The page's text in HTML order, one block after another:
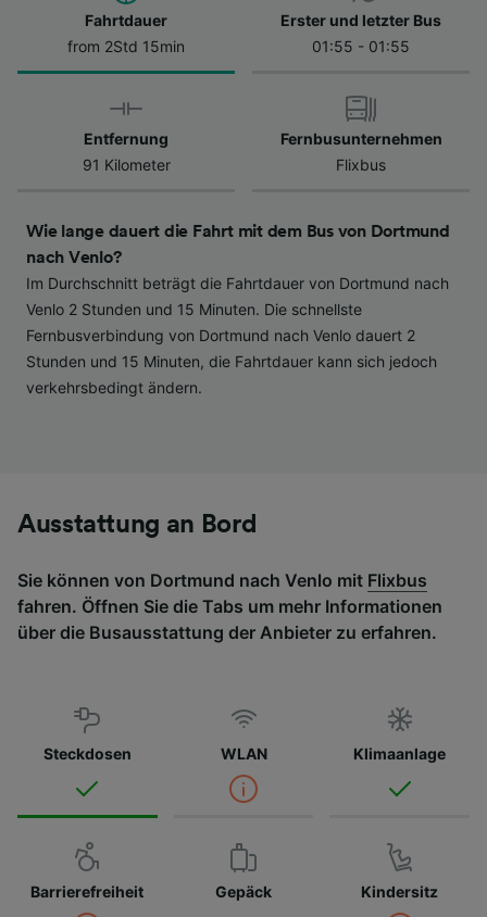
Fahrtdauer
from 2Std 15min
Erster und letzter Bus
01:55 - 01:55
Entfernung
91 Kilometer
Fernbusunternehmen
Flixbus
Wie lange dauert die Fahrt mit dem Bus von Dortmund
nach Venlo?
Im Durchschnitt beträgt die Fahrtdauer von Dortmund nach
Venlo 2 Stunden und 15 Minuten. Die schnellste
Fernbusverbindung von Dortmund nach Venlo dauert 2
Stunden und 15 Minuten, die Fahrtdauer kann sich jedoch
verkehrsbedingt ändern.
Ausstattung an Bord
Sie können von Dortmund nach Venlo mit Flixbus
fahren. Öffnen Sie die Tabs um mehr Informationen
über die Busausstattung der Anbieter zu erfahren.
Steckdosen WLAN Klimaanlage
Barrierefreiheit Gepäck Kindersitz
Datenschutzrichtlinie. Diese Präferenzen
werden unseren Partnern signalisiert und
haben keinen Einfluss auf Surfdaten. Ihre
Daten werden nicht für Tracking-Zwecke
verwendet, wenn Sie uns gebeten haben, Ihr
Surfverhalten nicht zu verfolgen.
Verwendung genauer Standortdaten.
Endgeräteeigenschaften zur Identifikation
aktiv abfragen. Speichern von oder Zugriff auf
Informationen auf einem Endgerät.
Personalisierte Werbung und Inhalte, Messung
von Werbeleistung und der Performance von
Inhalten, Zielgruppenforschung sowie
Entwicklung und Verbesserung von